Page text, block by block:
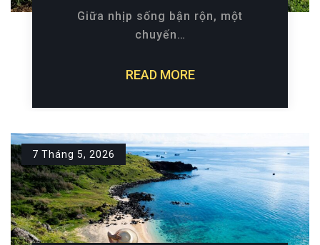
Giữa nhịp sống bận rộn, một
chuyến…
READ MORE
7 Tháng 5, 2026